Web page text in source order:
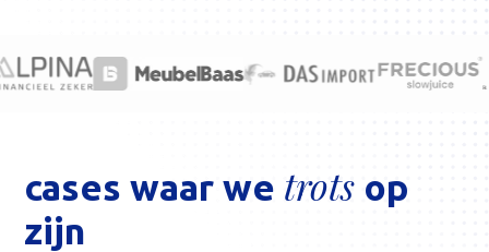
cases waar we trots op
zijn